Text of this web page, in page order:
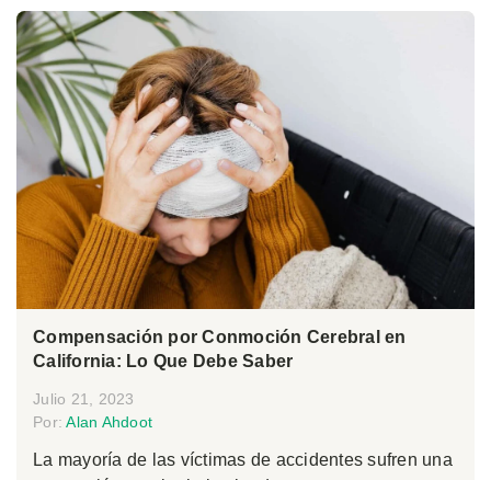
Compensación por Conmoción Cerebral en
California: Lo Que Debe Saber
Julio 21, 2023
Por:Alan Ahdoot
La mayoría de las víctimas de accidentes sufren una